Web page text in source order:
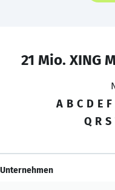
21 Mio. XING
A B C D E F
Q R S
Unternehmen